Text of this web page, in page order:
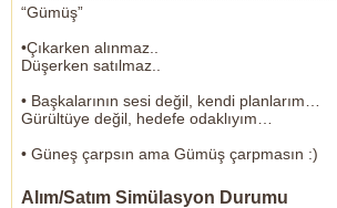
“Gümüş”
•Çıkarken alınmaz..
Düşerken satılmaz..
• Başkalarının sesi değil, kendi planlarım…
Gürültüye değil, hedefe odaklıyım…
• Güneş çarpsın ama Gümüş çarpmasın :)
Alım/Satım Simülasyon Durumu